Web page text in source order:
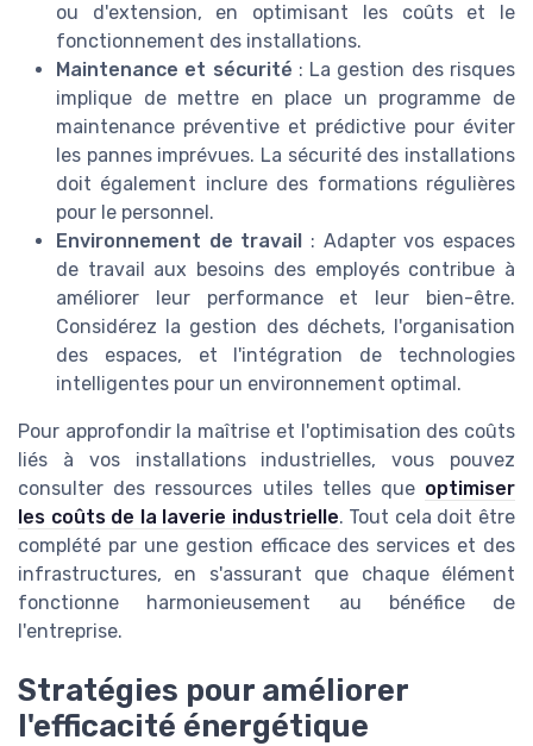
ou d'extension, en optimisant les coûts et le
fonctionnement des installations.
Maintenance et sécurité : La gestion des risques
implique de mettre en place un programme de
maintenance préventive et prédictive pour éviter
les pannes imprévues. La sécurité des installations
doit également inclure des formations régulières
pour le personnel.
Environnement de travail : Adapter vos espaces
de travail aux besoins des employés contribue à
améliorer leur performance et leur bien-être.
Considérez la gestion des déchets, l'organisation
des espaces, et l'intégration de technologies
intelligentes pour un environnement optimal.
Pour approfondir la maîtrise et l'optimisation des coûts
liés à vos installations industrielles, vous pouvez
consulter des ressources utiles telles que optimiser
les coûts de la laverie industrielle. Tout cela doit être
complété par une gestion efficace des services et des
infrastructures, en s'assurant que chaque élément
fonctionne harmonieusement au bénéfice de
l'entreprise.
Stratégies pour améliorer
l'efficacité énergétique